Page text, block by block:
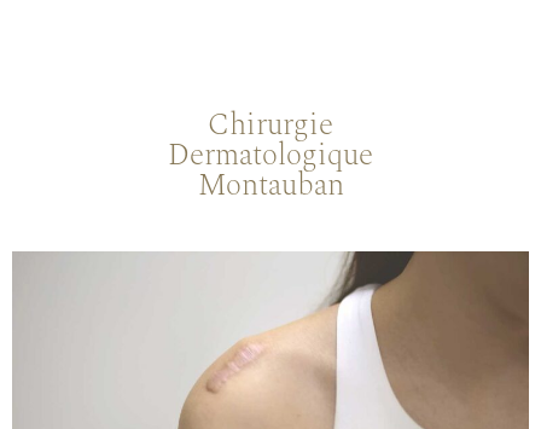
Chirurgie
Dermatologique
Montauban